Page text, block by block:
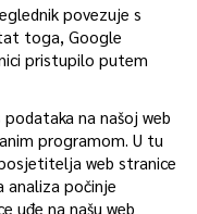
povezuje s
toga, Google
pristupilo putem
podataka na našoj web
programom. U tu
web stranice
analiza počinje
uđe na našu web